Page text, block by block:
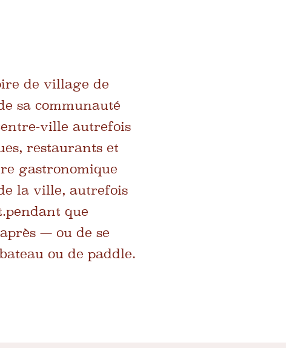
de village de
sa communauté
ville autrefois
restaurants et
gastronomique
la ville, autrefois
pendant que
— ou de se
ou de paddle.